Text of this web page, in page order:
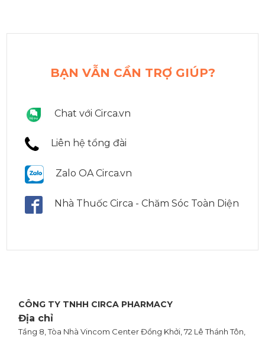
BẠN VẪN CẦN TRỢ GIÚP?
Chat với Circa.vn
Liên hệ tổng đài
Zalo OA Circa.vn
Nhà Thuốc Circa - Chăm Sóc Toàn Diện
CÔNG TY TNHH CIRCA PHARMACY
Địa chỉ
Tầng 8, Tòa Nhà Vincom Center Đồng Khởi, 72 Lê Thánh Tôn,